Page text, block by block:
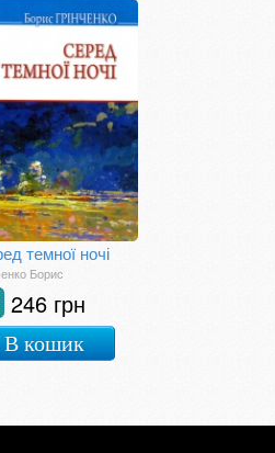
темної ночі
Борис
246 грн
В кошик